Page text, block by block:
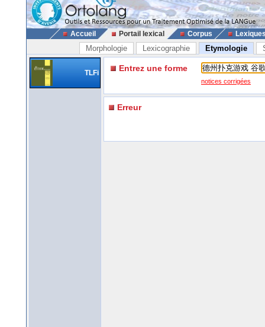
Accueil Portail lexical Corpus
Morphologie Lexicographie Etymologie
TLFi Entrez une forme
notices corrigées
Erreur